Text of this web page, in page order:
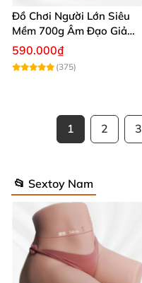
Âm Đạo Silicon Bạch Kim
Âm Đạo Silicon Bạch Kim
Đồ Chơi Người Lớn Siêu
Mềm 700g Âm Đạo Giả
Silicon Tự Sướng
590.000₫
(375)
1 2 3
📂 Sextoy Nam